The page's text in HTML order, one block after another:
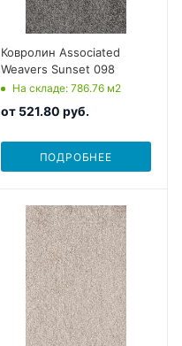
Ковролин Associated
Weavers Sunset 098
На складе: 786.76 м2
от 521.80 руб.
ПОДРОБНЕЕ